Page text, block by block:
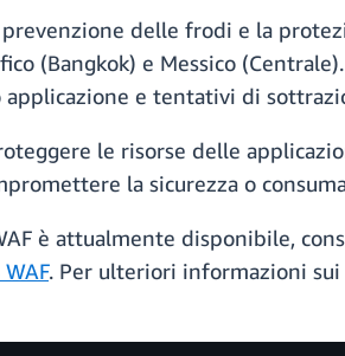
delle frodi e la
(Bangkok) e Messico
e tentativi di
le risorse delle
la sicurezza o
è attualmente disponibile,
. Per ulteriori informazioni sui